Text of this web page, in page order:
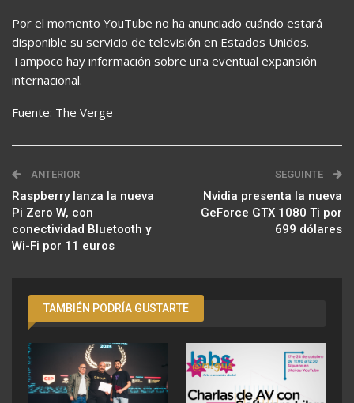
Por el momento YouTube no ha anunciado cuándo estará
disponible su servicio de televisión en Estados Unidos.
Tampoco hay información sobre una eventual expansión
internacional.
Fuente: The Verge
ANTERIOR
Raspberry lanza la nueva
Pi Zero W, con
conectividad Bluetooth y
Wi-Fi por 11 euros
SEGUINTE
Nvidia presenta la nueva
GeForce GTX 1080 Ti por
699 dólares
TAMBIÉN PODRÍA GUSTARTE